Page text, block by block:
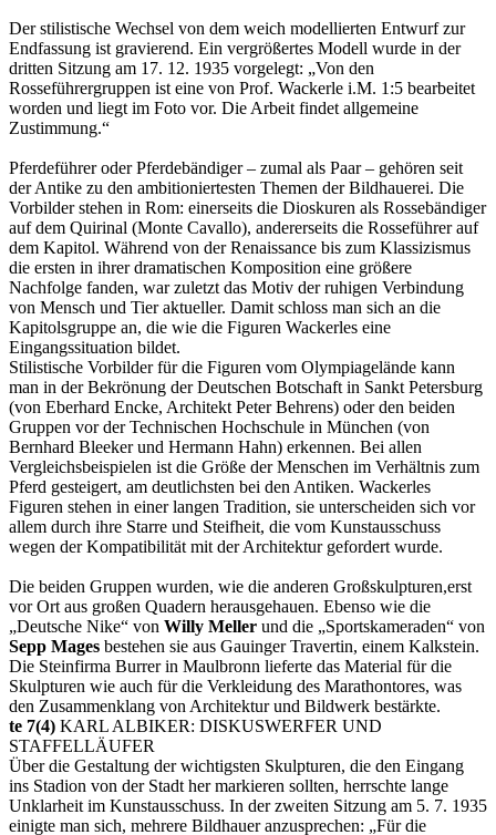
Der stilistische Wechsel von dem weich modellierten Entwurf zur
Endfassung ist gravierend. Ein vergrößertes Modell wurde in der
dritten Sitzung am 17. 12. 1935 vorgelegt: „Von den
Rosseführergruppen ist eine von Prof. Wackerle i.M. 1:5 bearbeitet
worden und liegt im Foto vor. Die Arbeit findet allgemeine
Zustimmung.“
Pferdeführer oder Pferdebändiger – zumal als Paar – gehören seit
der Antike zu den ambitioniertesten Themen der Bildhauerei. Die
Vorbilder stehen in Rom: einerseits die Dioskuren als Rossebändiger
auf dem Quirinal (Monte Cavallo), andererseits die Rosseführer auf
dem Kapitol. Während von der Renaissance bis zum Klassizismus
die ersten in ihrer dramatischen Komposition eine größere
Nachfolge fanden, war zuletzt das Motiv der ruhigen Verbindung
von Mensch und Tier aktueller. Damit schloss man sich an die
Kapitolsgruppe an, die wie die Figuren Wackerles eine
Eingangssituation bildet.
Stilistische Vorbilder für die Figuren vom Olympiagelände kann
man in der Bekrönung der Deutschen Botschaft in Sankt Petersburg
(von Eberhard Encke, Architekt Peter Behrens) oder den beiden
Gruppen vor der Technischen Hochschule in München (von
Bernhard Bleeker und Hermann Hahn) erkennen. Bei allen
Vergleichsbeispielen ist die Größe der Menschen im Verhältnis zum
Pferd gesteigert, am deutlichsten bei den Antiken. Wackerles
Figuren stehen in einer langen Tradition, sie unterscheiden sich vor
allem durch ihre Starre und Steifheit, die vom Kunstausschuss
wegen der Kompatibilität mit der Architektur gefordert wurde.
Die beiden Gruppen wurden, wie die anderen Großskulpturen,erst
vor Ort aus großen Quadern herausgehauen. Ebenso wie die
„Deutsche Nike“ von Willy Meller und die „Sportskameraden“ von
Sepp Mages bestehen sie aus Gauinger Travertin, einem Kalkstein.
Die Steinfirma Burrer in Maulbronn lieferte das Material für die
Skulpturen wie auch für die Verkleidung des Marathontores, was
den Zusammenklang von Architektur und Bildwerk bestärkte.
te 7(4) KARL ALBIKER: DISKUSWERFER UND
STAFFELLÄUFER
Über die Gestaltung der wichtigsten Skulpturen, die den Eingang
ins Stadion von der Stadt her markieren sollten, herrschte lange
Unklarheit im Kunstausschuss. In der zweiten Sitzung am 5. 7. 1935
einigte man sich, mehrere Bildhauer anzusprechen: „Für die